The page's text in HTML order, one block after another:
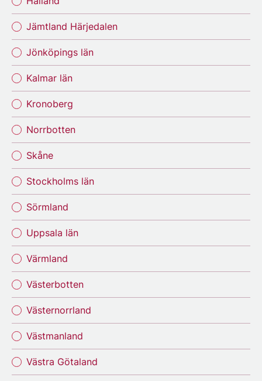
Jämtland Härjedalen
Jönköpings län
Kalmar län
Kronoberg
Norrbotten
Skåne
Stockholms län
Sörmland
Uppsala län
Värmland
Västerbotten
Västernorrland
Västmanland
Västra Götaland